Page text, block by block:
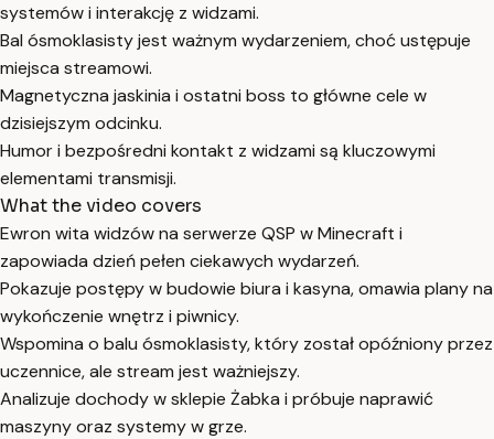
systemów i interakcję z widzami.
Bal ósmoklasisty jest ważnym wydarzeniem, choć ustępuje
miejsca streamowi.
Magnetyczna jaskinia i ostatni boss to główne cele w
dzisiejszym odcinku.
Humor i bezpośredni kontakt z widzami są kluczowymi
elementami transmisji.
What the video covers
Ewron wita widzów na serwerze QSP w Minecraft i
zapowiada dzień pełen ciekawych wydarzeń.
Pokazuje postępy w budowie biura i kasyna, omawia plany na
wykończenie wnętrz i piwnicy.
Wspomina o balu ósmoklasisty, który został opóźniony przez
uczennice, ale stream jest ważniejszy.
Analizuje dochody w sklepie Żabka i próbuje naprawić
maszyny oraz systemy w grze.